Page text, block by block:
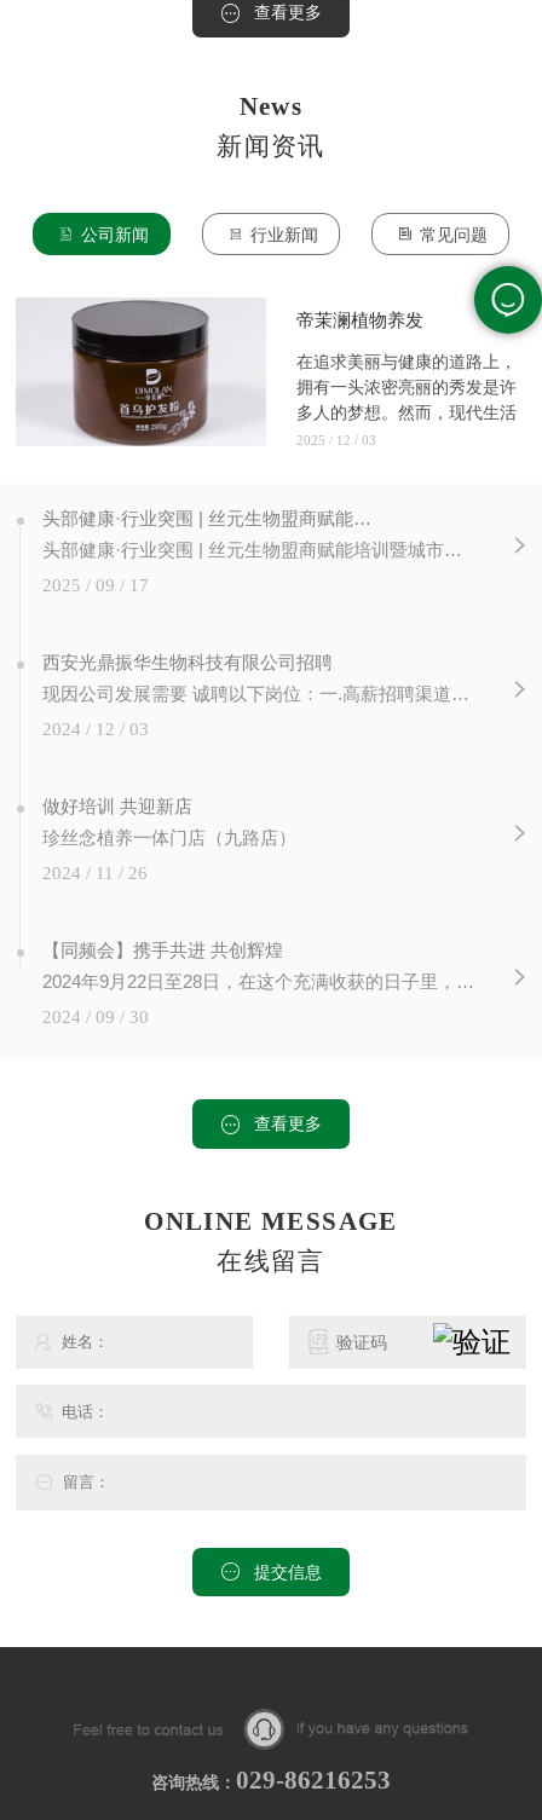
查看更多
News
新闻资讯
公司新闻 行业新闻 常见问题
帝茉澜植物养发
在追求美丽与健康的道路上，
拥有一头浓密亮丽的秀发是许
多人的梦想。然而，现代生活
的压...
2025 / 12 / 03
头部健康·行业突围 | 丝元生物盟商赋能培训暨城市合伙人计划圆满成功！
头部健康·行业突围 | 丝元生物盟商赋能培训暨城市合伙人计划圆满成功！ 赋能新篇章，合伙创未来 近日，丝元生物成功举办 【头部健康 行业突围】 盟商赋能培训暨城市合伙人计划启动仪式。本次大会旨在通过专业培训、政策发布与深度交流， 提升加盟商经营能力，并正式启动城市合伙人计划，为公司渠道扩张与...
2025 / 09 / 17
西安光鼎振华生物科技有限公司招聘
现因公司发展需要 诚聘以下岗位：一.高薪招聘渠道经理3人（10K -15K）岗位职责：1. 负责公司营销推广渠道（美业门店、类美业门店、非美业资源等）的发展、推广、维护及管理；2. 市场开发：根据销售计划，制订市场开发的计划，拜访挖掘、推广渠道、完成公司任务；3. 客户维护：负责所辖客户的日常维护，收集客户意见。 二....
2024 / 12 / 03
做好培训 共迎新店
珍丝念植养一体门店（九路店）
2024 / 11 / 26
【同频会】携手共进 共创辉煌
2024年9月22日至28日，在这个充满收获的日子里，在陕西西安未央区文景广场，珍丝念2024同频会隆重召开， 各地30多名市场老师齐聚一堂，我们共同见证了知识的力量，感受到了成长的喜悦。此次培训会...
2024 / 09 / 30
查看更多
ONLINE MESSAGE
在线留言
提交信息
咨询热线： 029-86216253